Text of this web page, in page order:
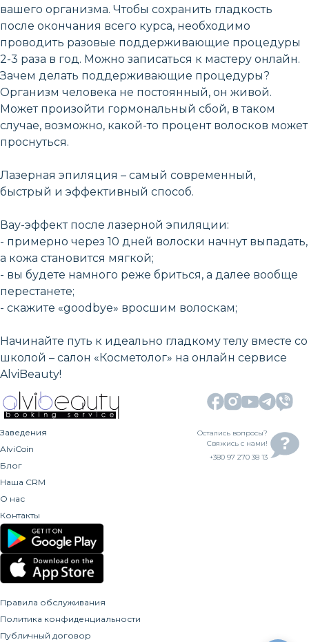
вашего организма. Чтобы сохранить гладкость
после окончания всего курса, необходимо
проводить разовые поддерживающие процедуры
2-3 раза в год. Можно записаться к мастеру онлайн.
Зачем делать поддерживающие процедуры?
Организм человека не постоянный, он живой.
Может произойти гормональный сбой, в таком
случае, возможно, какой-то процент волосков может
проснуться.
Лазерная эпиляция – самый современный,
быстрый и эффективный способ.
Вау-эффект после лазерной эпиляции:
- примерно через 10 дней волоски начнут выпадать,
а кожа становится мягкой;
- вы будете намного реже бриться, а далее вообще
перестанете;
- скажите «goodbye» вросшим волоскам;
Начинайте путь к идеально гладкому телу вместе со
школой – салон «Косметолог» на онлайн сервисе
AlviBeauty!
Заведения
AlviCoin
Блог
Наша CRM
О нас
Контакты
Остались вопросы?
Свяжись с нами!
+380 97 270 38 13
Правила обслуживания
Политика конфиденциальности
Публичный договор